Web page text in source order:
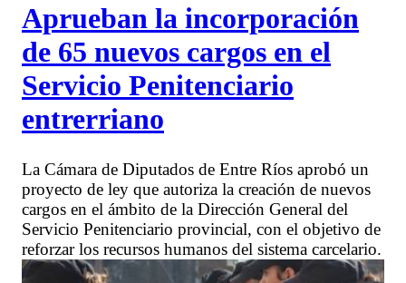
Aprueban la incorporación
de 65 nuevos cargos en el
Servicio Penitenciario
entrerriano
La Cámara de Diputados de Entre Ríos aprobó un
proyecto de ley que autoriza la creación de nuevos
cargos en el ámbito de la Dirección General del
Servicio Penitenciario provincial, con el objetivo de
reforzar los recursos humanos del sistema carcelario.